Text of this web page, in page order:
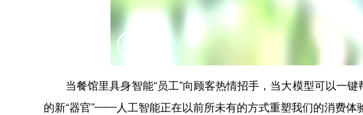
当餐馆里具身智能“员工”向顾客热情招手，当大模型可以一键
的新“器官”——人工智能正在以前所未有的方式重塑我们的消费体